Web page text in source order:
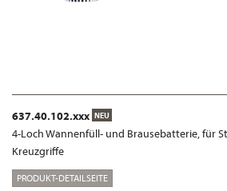
637.40.102.xxx NEU
4-Loch Wannenfüll- und Brausebatterie, für
Kreuzgriffe
PRODUKT-DETAILSEITE